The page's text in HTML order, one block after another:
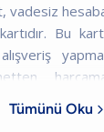
vadesiz
Bu
Tümünü Oku 